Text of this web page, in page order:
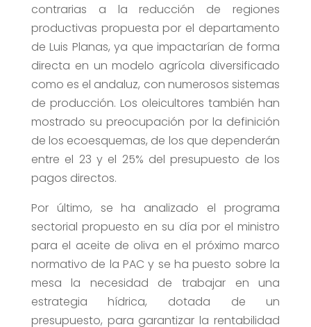
contrarias a la reducción de regiones
productivas propuesta por el departamento
de Luis Planas, ya que impactarían de forma
directa en un modelo agrícola diversificado
como es el andaluz, con numerosos sistemas
de producción. Los oleicultores también han
mostrado su preocupación por la definición
de los ecoesquemas, de los que dependerán
entre el 23 y el 25% del presupuesto de los
pagos directos.
Por último, se ha analizado el programa
sectorial propuesto en su día por el ministro
para el aceite de oliva en el próximo marco
normativo de la PAC y se ha puesto sobre la
mesa la necesidad de trabajar en una
estrategia hídrica, dotada de un
presupuesto, para garantizar la rentabilidad